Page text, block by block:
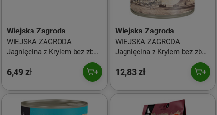
Wiejska Zagroda
WIEJSKA ZAGRODA
Jagnięcina z Krylem bez zbóż
6,49 zł
Wiejska Zagroda
WIEJSKA ZAGRODA
Jagnięcina z Krylem bez zbóż
12,83 zł